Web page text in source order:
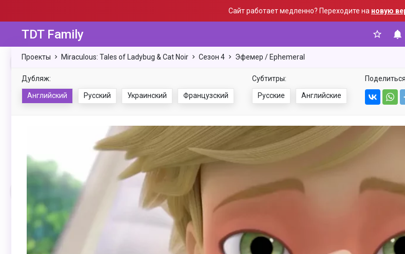
Сайт работает медленно? Переходите на новую
TDT Family
Проекты Miraculous: Tales of Ladybug & Cat Noir Сезон 4 Эфемер / Ephemeral
Дубляж:
Английский Русский Украинский Французский
Субтитры:
Русские Английские